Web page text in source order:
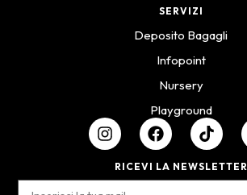
SERVIZI
Deposito Bagagli
Infopoint
Nursery
Playground
RICEVI LA NEWSLETTER